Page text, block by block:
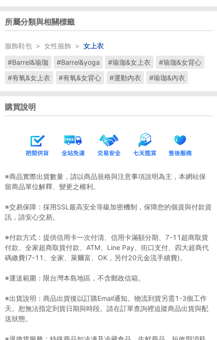
所屬分類與相關標籤
服飾鞋包 > 女性服飾 > 女上衣
#Barrel&瑜珈
#Barrel&yoga #瑜珈&女上衣
#瑜珈&女背心
#有氧&女上衣
#有氧&女背心 #運動內衣 #瑜珈&內衣
購買說明
※商品實際出貨數量，請以商品規格與注意事項說明為主，本網站保
留商品單位解釋、變更之權利。
※交易保障：採用SSL最高安全等級加密機制，保障您的個資與付款資
訊，請安心交易。
※付款方式：提供信用卡一次付清、信用卡滿額分期、7-11超商取貨
付款、全家超商取貨付款、ATM、Line Pay、街口支付、四大超商代
碼繳費(7-11、全家、萊爾富、OK，另付20元金流手續費)。
※運送範圍：限台灣本島地區，不含郵政信箱。
※出貨說明：商品出貨後以訂購Email通知。物流到貨另需1-3個工作
天。恕無法指定到貨日期與時段。請在訂單查詢裡追蹤商品出貨與配
送狀態。